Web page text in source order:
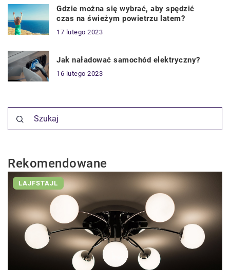
Gdzie można się wybrać, aby spędzić
czas na świeżym powietrzu latem?
17 lutego 2023
Jak naładować samochód elektryczny?
16 lutego 2023
Rekomendowane
LAJFSTAJL